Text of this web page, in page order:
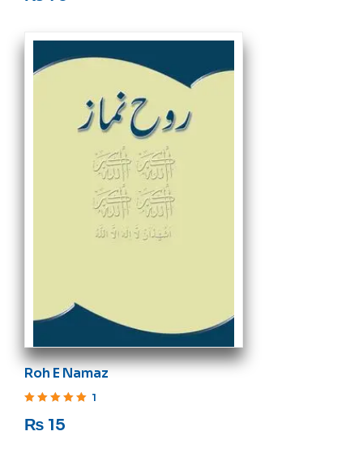
Roh E Namaz
1
₨ 15